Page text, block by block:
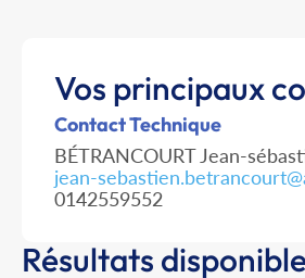
Vos principaux
Contact Technique
BÉTRANCOURT Jean-
jean-
0142559552
Résultats